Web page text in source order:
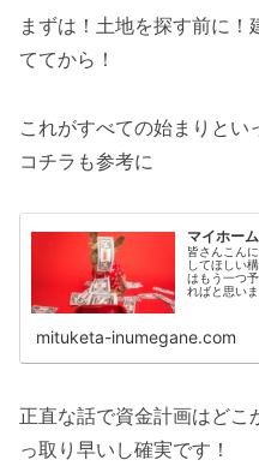
まずは！土地を探す前に
ててから！
これがすべての始まりと
コチラも参考に
マイホー
皆さんこん
してほしい
はもう一つ
ればと思い
mituketa-inumegane.com
正直な話で資金計画はど
っ取り早いし確実です！